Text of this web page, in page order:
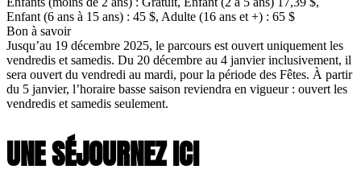
Enfant (6 ans à 15 ans) : 45 $, Adulte (16 ans et +) : 65 $
Bon à savoir
Jusqu’au 19 décembre 2025, le parcours est ouvert uniquement les
vendredis et samedis. Du 20 décembre au 4 janvier inclusivement, il
sera ouvert du vendredi au mardi, pour la période des Fêtes. À partir
du 5 janvier, l’horaire basse saison reviendra en vigueur : ouvert les
vendredis et samedis seulement.
UNE SÉJOURNEZ ICI